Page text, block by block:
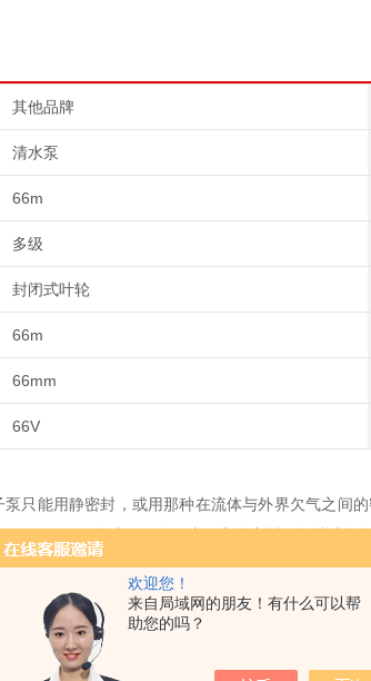
欢迎您！
来自局域网的朋友！有什么可以帮
助您的吗？
其他品牌
清水泵
66m
多级
封闭式叶轮
66m
66mm
66V
泵只能用静密封，或用那种在流体与外界欠气之间
例如，防腐刊泵的静密到和动密封可设计成多
要的滑移途径是转子端而和泵腔端板之间的间隙
吸式涡流泵
32FPD15Z，在各个不同的位置所形成
瞬间滑移速率也通常会不同。
场合，都要求滑移量只占泵排量中较小的分比。要